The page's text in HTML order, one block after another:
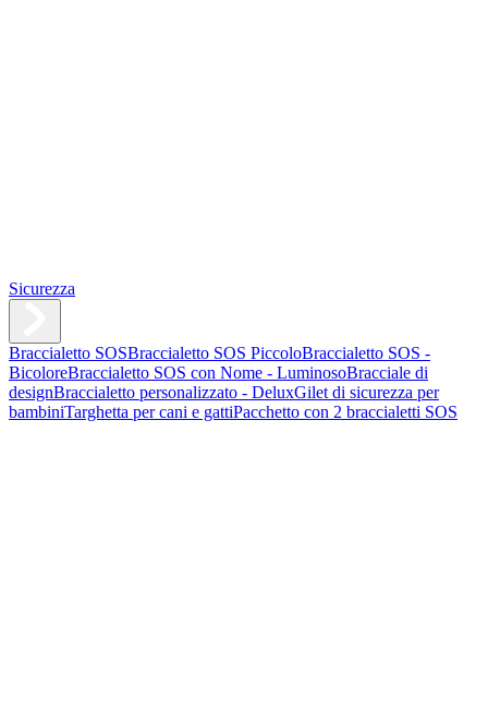
Sicurezza
Braccialetto SOSBraccialetto SOS PiccoloBraccialetto SOS -
BicoloreBraccialetto SOS con Nome - LuminosoBracciale di
designBraccialetto personalizzato - DeluxGilet di sicurezza per
bambiniTarghetta per cani e gattiPacchetto con 2 braccialetti SOS